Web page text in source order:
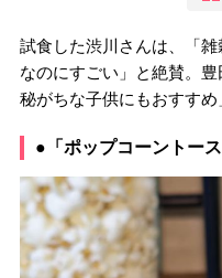
試食した渋川さんは、「
なのにすごい」と絶賛。
秘がちな子供にもおすすめ
●「ポップコーントー